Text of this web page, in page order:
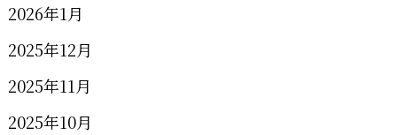
2026年1月
2025年12月
2025年11月
2025年10月